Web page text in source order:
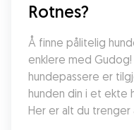
Rotnes?
Å finne pålitelig
enklere med
hundepassere er
hunden din i et ekte
Her er alt du trenger